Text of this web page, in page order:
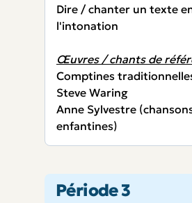
Dire / chanter un texte
l'intonation
Œuvres / chants de
Comptines
Steve Waring
Anne Sylvestre
enfantines)
Période 3